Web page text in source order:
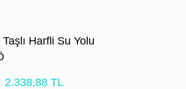
Harfli Su Yolu
2.338,88 TL